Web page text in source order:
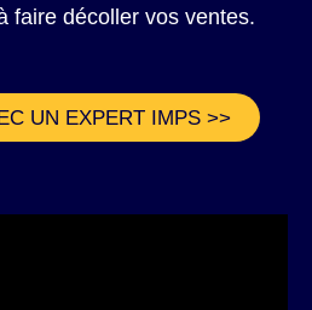
faire décoller vos ventes.
UN EXPERT IMPS >>